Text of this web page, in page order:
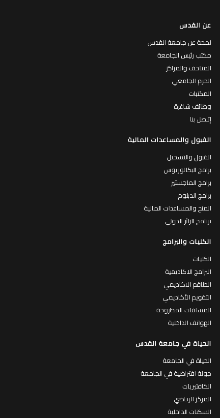
عن القدس
لمحة عن جامعة القدس
مكتب رئيس الجامعة
المتاحف والمراكز
الحرم الجامعي
المكتبات
وظائف شاغرة
إتـصل بنا
القبول والمساعدات المالية
القبول والتسجيل
برامج البكالوريوس
برامج الماجستير
برامج الدبلوم
المنح والمساعدات المالية
برنامج الزائر الدولي
الكليات والبرامج
الكليات
البرامج الاكاديمية
الطاقم الاكاديمي
التقويم الأكاديمي
المساقات المطروحة
الهواتف الداخلية
الحياة في جامعة القدس
الحياة في الجامعة
جولة افتراضية في الجامعة
الكافتيريات
المركز الرياضي
السكنات الداخلية